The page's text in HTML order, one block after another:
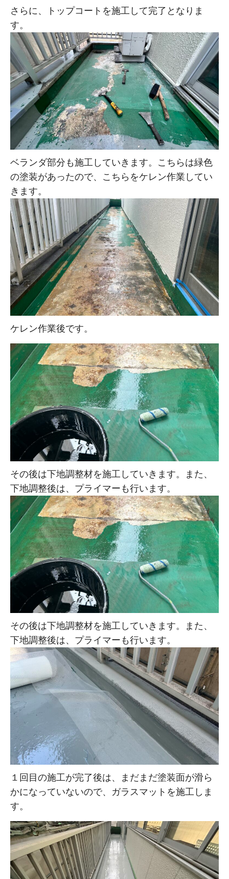
さらに、トップコートを施工して完了となりま
す。
ベランダ部分も施工していきます。こちらは緑色
の塗装があったので、こちらをケレン作業してい
きます。
ケレン作業後です。
その後は下地調整材を施工していきます。また、
下地調整後は、プライマーも行います。
その後は下地調整材を施工していきます。また、
下地調整後は、プライマーも行います。
１回目の施工が完了後は、まだまだ塗装面が滑ら
かになっていないので、ガラスマットを施工しま
す。